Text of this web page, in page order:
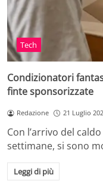
Tech
Condizionatori
finte sponsorizzate
Redazione 21 Luglio
Con l’arrivo del
settimane, si sono
Leggi di più